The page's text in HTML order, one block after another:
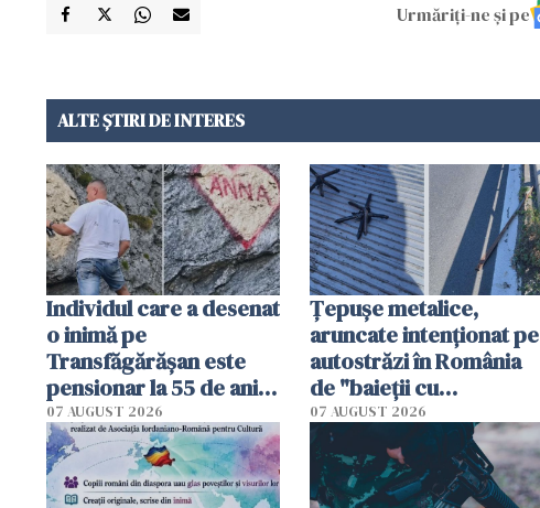
Urmăriți-ne și pe
ALTE ȘTIRI DE INTERES
Individul care a desenat
o inimă pe
Transfăgărășan este
pensionar la 55 de ani.
Poliția l-a identificat
07 AUGUST 2026
Țepușe metalice,
aruncate intenționat pe
autostrăzi în România
de "baieții cu
platforme": "Mi-au
cerut 1200 lei să mă
tracteze"
07 AUGUST 2026